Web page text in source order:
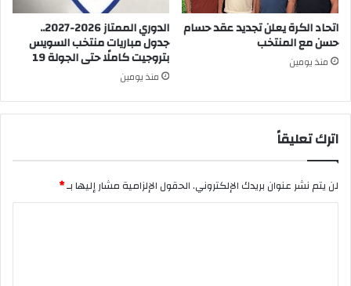
اتحاد الكرة يعلن تجديد عقد حسام
حسن مع المنتخب
منذ يومين
الدوري الممتاز 2026-2027..
جدول مباريات منتخب السويس
بتروجيت كاملًا حتى الجولة 19
منذ يومين
اترك تعليقاً
لن يتم نشر عنوان بريدك الإلكتروني.الحقول الإلزامية مشار إليها بـ*